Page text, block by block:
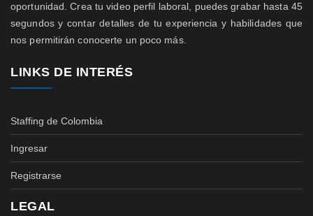
oportunidad. Crea tu video perfil laboral, puedes grabar hasta 45
segundos y contar detalles de tu experiencia y habilidades que
nos permitirán conocerte un poco más.
LINKS DE INTERÉS
Staffing de Colombia
Ingresar
Registrarse
LEGAL